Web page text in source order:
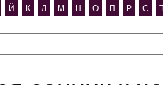
Й К Л М Н О П Р С